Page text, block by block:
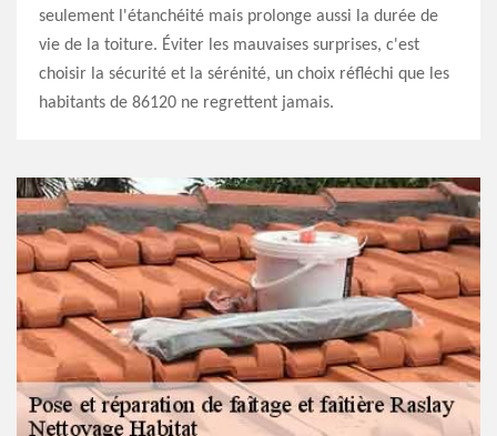
seulement l'étanchéité mais prolonge aussi la durée de
vie de la toiture. Éviter les mauvaises surprises, c'est
choisir la sécurité et la sérénité, un choix réfléchi que les
habitants de 86120 ne regrettent jamais.